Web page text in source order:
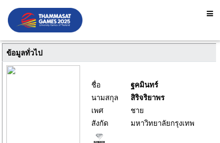
ข้อมูลทั่วไป
ชื่อ
ฐคมินทร์
นามสกุล
สิริจริยาพร
เพศ
ชาย
สังกัด
มหาวิทยาลัยกรุงเทพ